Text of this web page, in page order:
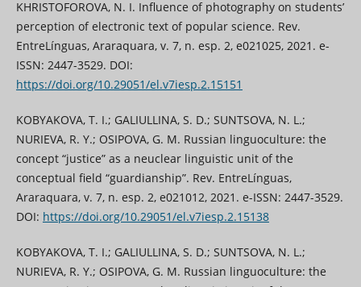
KHRISTOFOROVA, N. I. Influence of photography on students’
perception of electronic text of popular science. Rev.
EntreLínguas, Araraquara, v. 7, n. esp. 2, e021025, 2021. e-
ISSN: 2447-3529. DOI:
https://doi.org/10.29051/el.v7iesp.2.15151
KOBYAKOVA, T. I.; GALIULLINA, S. D.; SUNTSOVA, N. L.;
NURIEVA, R. Y.; OSIPOVA, G. M. Russian linguoculture: the
concept “justice” as a neuclear linguistic unit of the
conceptual field “guardianship”. Rev. EntreLínguas,
Araraquara, v. 7, n. esp. 2, e021012, 2021. e-ISSN: 2447-3529.
DOI: https://doi.org/10.29051/el.v7iesp.2.15138
KOBYAKOVA, T. I.; GALIULLINA, S. D.; SUNTSOVA, N. L.;
NURIEVA, R. Y.; OSIPOVA, G. M. Russian linguoculture: the